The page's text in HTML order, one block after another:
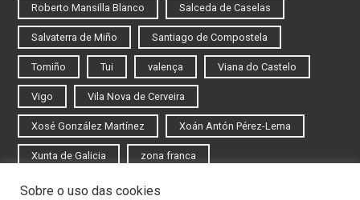
Roberto Mansilla Blanco Salceda de Caselas
Salvaterra de Miño Santiago de Compostela
Tomiño Tui valença Viana do Castelo
Vigo Vila Nova de Cerveira
Xosé González Martínez Xoán Antón Pérez-Lema
Xunta de Galicia zona franca
Sobre o uso das cookies